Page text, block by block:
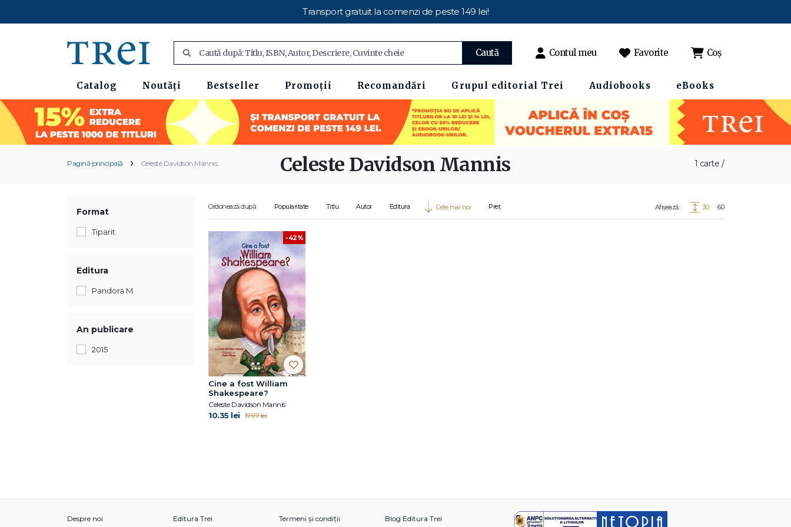
Transport gratuit la comenzi de peste 149 lei!
Caută Contul meu Favorite Coș
Catalog Noutăți Bestseller Promoții Recomandări Grupul editorial Trei Audiobooks eBooks
Pagină principală Celeste Davidson Mannis 1 carte /
Celeste Davidson Mannis
Format
Tiparit
Editura
Pandora M
An publicare
2015
Ordonează după: Popularitate Titlu Autor Editura Cele mai noi Preț Afișează: 30 60
-42%
Cine a fost William
Shakespeare?
Celeste Davidson Mannis
10.35 lei 17.97 lei
Despre noi Editura Trei Termeni și condiții Blog Editura Trei